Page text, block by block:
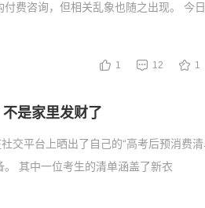
费咨询，但相关乱象也随之出现。 今
1 12 1
是家里发财了
平台上晒出了自己的“高考后预消费清
其中一位考生的清单涵盖了新衣